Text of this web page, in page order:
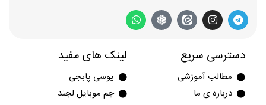
دسترسی سریع
مطالب آموزشی
درباره ی ما
لینک های مفید
یوسی پابجی
جم موبایل لجند